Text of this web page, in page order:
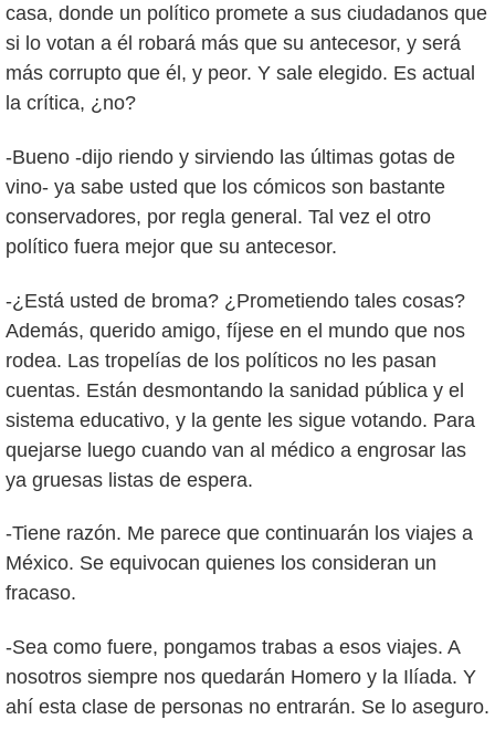
casa, donde un político promete a sus ciudadanos que
si lo votan a él robará más que su antecesor, y será
más corrupto que él, y peor. Y sale elegido. Es actual
la crítica, ¿no?
-Bueno -dijo riendo y sirviendo las últimas gotas de
vino- ya sabe usted que los cómicos son bastante
conservadores, por regla general. Tal vez el otro
político fuera mejor que su antecesor.
-¿Está usted de broma? ¿Prometiendo tales cosas?
Además, querido amigo, fíjese en el mundo que nos
rodea. Las tropelías de los políticos no les pasan
cuentas. Están desmontando la sanidad pública y el
sistema educativo, y la gente les sigue votando. Para
quejarse luego cuando van al médico a engrosar las
ya gruesas listas de espera.
-Tiene razón. Me parece que continuarán los viajes a
México. Se equivocan quienes los consideran un
fracaso.
-Sea como fuere, pongamos trabas a esos viajes. A
nosotros siempre nos quedarán Homero y la Ilíada. Y
ahí esta clase de personas no entrarán. Se lo aseguro.